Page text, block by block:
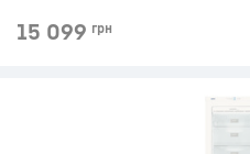
15 099 грн